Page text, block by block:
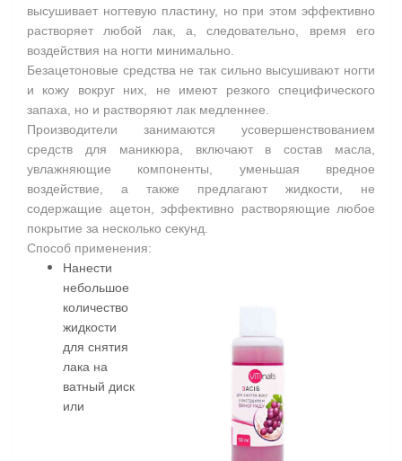
высушивает ногтевую пластину, но при этом эффективно
растворяет любой лак, а, следовательно, время его
воздействия на ногти минимально.
Безацетоновые средства не так сильно высушивают ногти
и кожу вокруг них, не имеют резкого специфического
запаха, но и растворяют лак медленнее.
Производители занимаются усовершенствованием
средств для маникюра, включают в состав масла,
увлажняющие компоненты, уменьшая вредное
воздействие, а также предлагают жидкости, не
содержащие ацетон, эффективно растворяющие любое
покрытие за несколько секунд.
Способ применения:
Нанести
небольшое
количество
жидкости
для снятия
лака на
ватный диск
или